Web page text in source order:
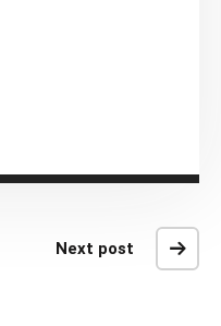
Next post